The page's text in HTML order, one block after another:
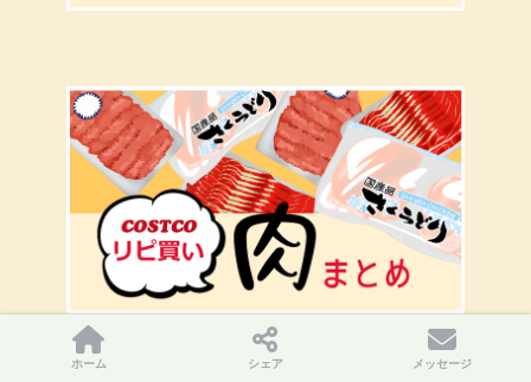
ホーム シェア メッセージ